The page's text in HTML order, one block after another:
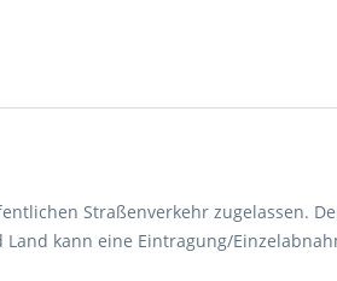
Straßenverkehr zugelassen.
kann eine Eintragung/